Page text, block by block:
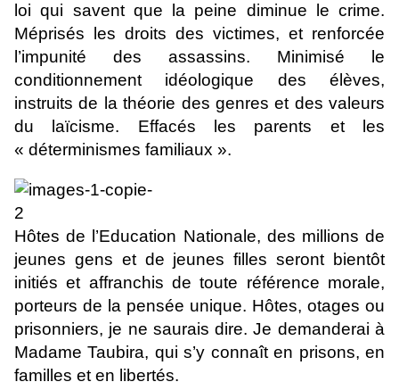
loi qui savent que la peine diminue le crime.
Méprisés les droits des victimes, et renforcée
l’impunité des assassins. Minimisé le
conditionnement idéologique des élèves,
instruits de la théorie des genres et des valeurs
du laïcisme. Effacés les parents et les
« déterminismes familiaux ».
Hôtes de l’Education Nationale, des millions de
jeunes gens et de jeunes filles seront bientôt
initiés et affranchis de toute référence morale,
porteurs de la pensée unique. Hôtes, otages ou
prisonniers, je ne saurais dire. Je demanderai à
Madame Taubira, qui s’y connaît en prisons, en
familles et en libertés.